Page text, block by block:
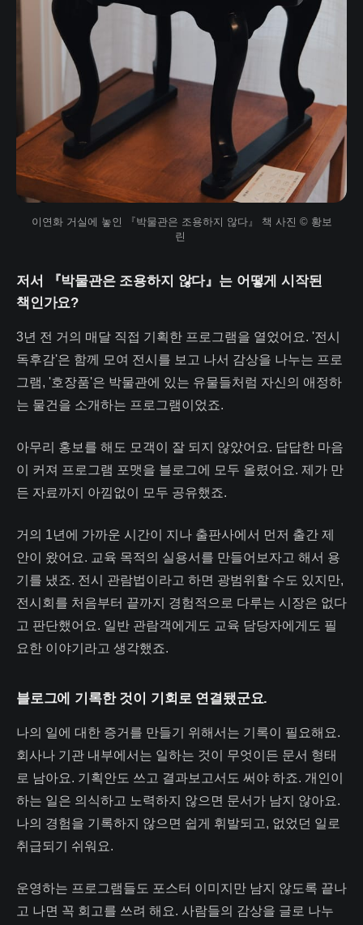
이연화 거실에 놓인 『박물관은 조용하지 않다』 책 사진 © 황보
린
저서 『박물관은 조용하지 않다』 는 어떻게 시작된
책인가요?
3년 전 거의 매달 직접 기획한 프로그램을 열었어요. '전시
독후감'은 함께 모여 전시를 보고 나서 감상을 나누는 프로
그램, '호장품'은 박물관에 있는 유물들처럼 자신의 애정하
는 물건을 소개하는 프로그램이었죠.
아무리 홍보를 해도 모객이 잘 되지 않았어요. 답답한 마음
이 커져 프로그램 포맷을 블로그에 모두 올렸어요. 제가 만
든 자료까지 아낌없이 모두 공유했죠.
거의 1년에 가까운 시간이 지나 출판사에서 먼저 출간 제
안이 왔어요. 교육 목적의 실용서를 만들어보자고 해서 용
기를 냈죠. 전시 관람법이라고 하면 광범위할 수도 있지만,
전시회를 처음부터 끝까지 경험적으로 다루는 시장은 없다
고 판단했어요. 일반 관람객에게도 교육 담당자에게도 필
요한 이야기라고 생각했죠.
블로그에 기록한 것이 기회로 연결됐군요.
나의 일에 대한 증거를 만들기 위해서는 기록이 필요해요.
회사나 기관 내부에서는 일하는 것이 무엇이든 문서 형태
로 남아요. 기획안도 쓰고 결과보고서도 써야 하죠. 개인이
하는 일은 의식하고 노력하지 않으면 문서가 남지 않아요.
나의 경험을 기록하지 않으면 쉽게 휘발되고, 없었던 일로
취급되기 쉬워요.
운영하는 프로그램들도 포스터 이미지만 남지 않도록 끝나
고 나면 꼭 회고를 쓰려 해요. 사람들의 감상을 글로 나누